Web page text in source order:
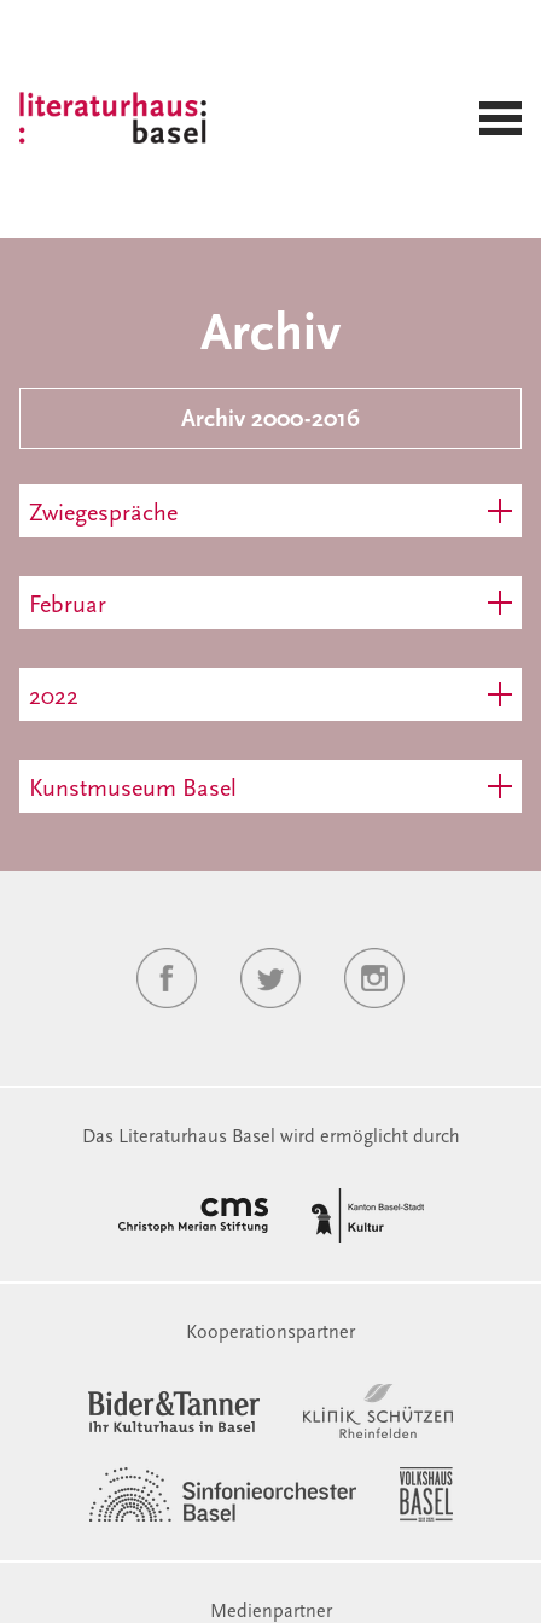
Archiv
Archiv 2000-2016
Zwiegespräche
Februar
2022
Kunstmuseum Basel
Das Literaturhaus Basel wird ermöglicht durch
Kooperationspartner
Medienpartner